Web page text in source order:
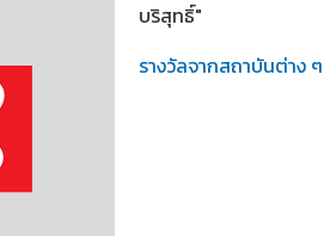
บริสุทธิ์"
รางวัลจากสถาบันต่าง ๆ